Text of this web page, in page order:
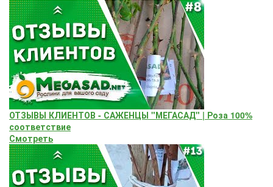
ОТЗЫВЫ КЛИЕНТОВ - САЖЕНЦЫ "МЕГАСАД" | Роза 100%
соответствие
Смотреть